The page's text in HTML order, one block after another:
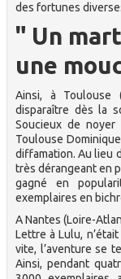
des fortunes
" Un
une
Ainsi, à Toulouse
disparaître dès la
Soucieux de
Toulouse
diffamation. Au lieu
très dérangeant en
gagné en
exemplaires en
A Nantes (Loire-
Lettre à Lulu,
vite, l’aventure se
Ainsi, pendant